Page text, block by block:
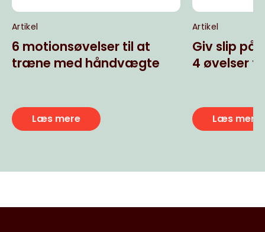
Artikel
6 motionsøvelser til at
træne med håndvægte
Læs mere
Artikel
Giv slip på
4 øvelser
Læs mere